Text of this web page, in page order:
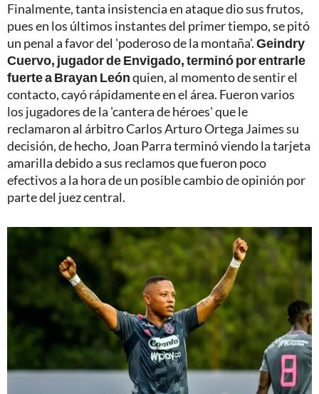
Finalmente, tanta insistencia en ataque dio sus frutos,
pues en los últimos instantes del primer tiempo, se pitó
un penal a favor del 'poderoso de la montaña'.Geindry
Cuervo, jugador de Envigado, terminó por entrarle
fuerte a Brayan Leónquien, al momento de sentir el
contacto, cayó rápidamente en el área. Fueron varios
los jugadores de la 'cantera de héroes' que le
reclamaron al árbitro Carlos Arturo Ortega Jaimes su
decisión, de hecho, Joan Parra terminó viendo la tarjeta
amarilla debido a sus reclamos que fueron poco
efectivos a la hora de un posible cambio de opinión por
parte del juez central.